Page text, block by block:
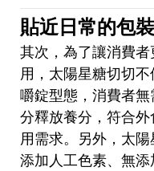
貼近日常的包
其次，為了讓消費
用，太陽星糖切切
嚼錠型態，消費者
分釋放養分，符合
用需求。另外，太
添加人工色素、無